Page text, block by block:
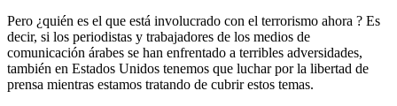
Pero ¿quién es el que está involucrado con el terrorismo ahora ? Es
decir, si los periodistas y trabajadores de los medios de
comunicación árabes se han enfrentado a terribles adversidades,
también en Estados Unidos tenemos que luchar por la libertad de
prensa mientras estamos tratando de cubrir estos temas.